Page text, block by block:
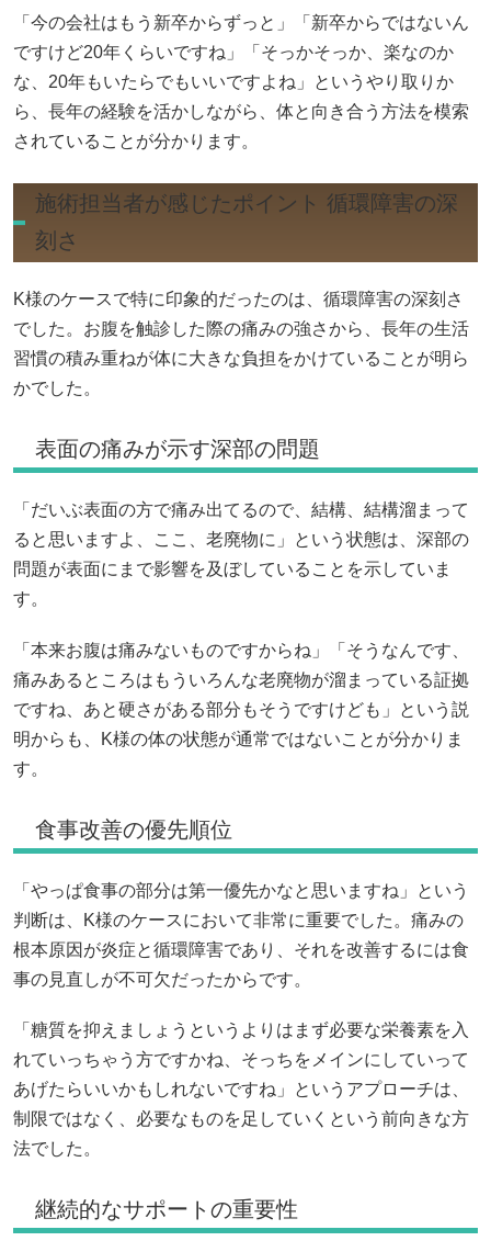
「今の会社はもう新卒からずっと」「新卒からではないん
ですけど20年くらいですね」「そっかそっか、楽なのか
な、20年もいたらでもいいですよね」というやり取りか
ら、長年の経験を活かしながら、体と向き合う方法を模索
されていることが分かります。
施術担当者が感じたポイント 循環障害の深
刻さ
K様のケースで特に印象的だったのは、循環障害の深刻さ
でした。お腹を触診した際の痛みの強さから、長年の生活
習慣の積み重ねが体に大きな負担をかけていることが明ら
かでした。
表面の痛みが示す深部の問題
「だいぶ表面の方で痛み出てるので、結構、結構溜まって
ると思いますよ、ここ、老廃物に」という状態は、深部の
問題が表面にまで影響を及ぼしていることを示していま
す。
「本来お腹は痛みないものですからね」「そうなんです、
痛みあるところはもういろんな老廃物が溜まっている証拠
ですね、あと硬さがある部分もそうですけども」という説
明からも、K様の体の状態が通常ではないことが分かりま
す。
食事改善の優先順位
「やっぱ食事の部分は第一優先かなと思いますね」という
判断は、K様のケースにおいて非常に重要でした。痛みの
根本原因が炎症と循環障害であり、それを改善するには食
事の見直しが不可欠だったからです。
「糖質を抑えましょうというよりはまず必要な栄養素を入
れていっちゃう方ですかね、そっちをメインにしていって
あげたらいいかもしれないですね」というアプローチは、
制限ではなく、必要なものを足していくという前向きな方
法でした。
継続的なサポートの重要性